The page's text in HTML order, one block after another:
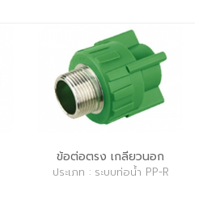
ข้อต่อตรง เกลียวนอก
ประเภท : ระบบท่อน้ำ PP-R